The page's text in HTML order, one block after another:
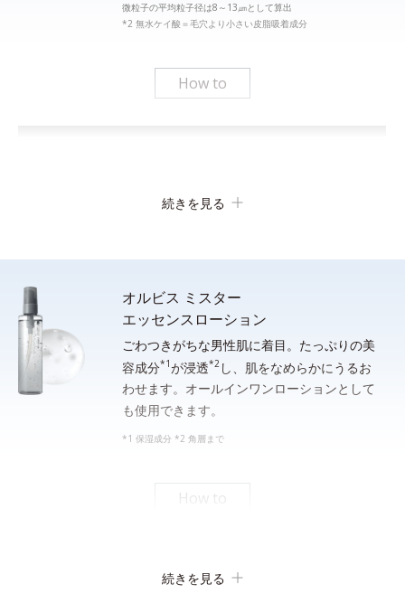
微粒子の平均粒子径は8～13㎛として算出
*2 無水ケイ酸＝毛穴より小さい皮脂吸着成分
How to
顔全体をぬらします。手のひらに適量（約２cm）をとり、水ま
たはぬるま湯でよく泡立ててから洗顔し、その後しっかり洗い流
*シェービングフォームとしてご使用になる場合は、洗面器等の器に適量をとり、水または
続きを見る
オルビス ミスター
エッセンスローション
ごわつきがちな男性肌に着目。たっぷりの美
容成分*1が浸透*2 し、肌をなめらかにうるお
わせます。オールインワンローションとして
も使用できます。
*1 保湿成分 *2 角層まで
How to
続きを見る